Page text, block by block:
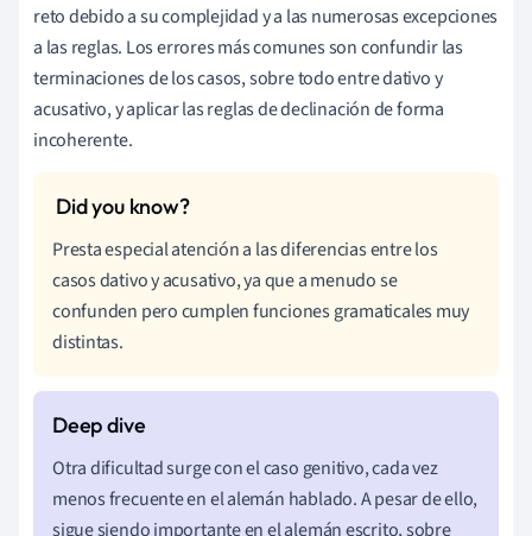
reto debido a su complejidad y a las numerosas excepciones
a las reglas. Los errores más comunes son confundir las
terminaciones de los casos, sobre todo entre dativo y
acusativo, y aplicar las reglas de declinación de forma
incoherente.
Presta especial atención a las diferencias entre los
casos dativo y acusativo, ya que a menudo se
confunden pero cumplen funciones gramaticales muy
distintas.
Otra dificultad surge con el caso genitivo, cada vez
menos frecuente en el alemán hablado. A pesar de ello,
sigue siendo importante en el alemán escrito, sobre